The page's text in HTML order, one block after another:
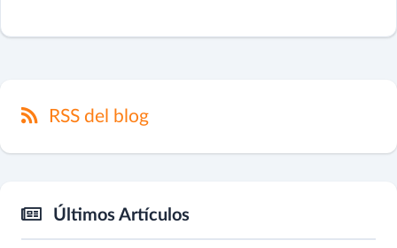
RSS del blog
Últimos Artículos